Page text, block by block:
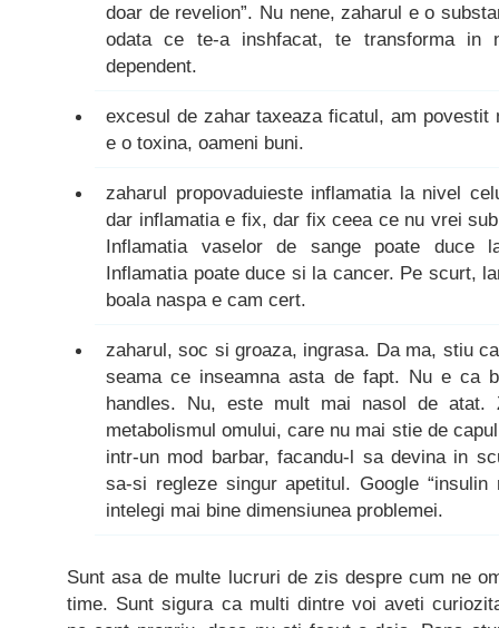
doar de revelion”. Nu nene, zaharul e o
odata ce te-a inshfacat, te transforma
dependent.
excesul de zahar taxeaza ficatul, am povestit
e o toxina, oameni buni.
zaharul propovaduieste inflamatia la nivel
dar inflamatia e fix, dar fix ceea ce nu vrei
Inflamatia vaselor de sange poate duce
Inflamatia poate duce si la cancer. Pe scurt,
boala naspa e cam cert.
zaharul, soc si groaza, ingrasa. Da ma, stiu
seama ce inseamna asta de fapt. Nu e ca
handles. Nu, este mult mai nasol de atat.
metabolismul omului, care nu mai stie de
intr-un mod barbar, facandu-l sa devina in
sa-si regleze singur apetitul. Google
intelegi mai bine dimensiunea problemei.
Sunt asa de multe lucruri de zis despre cum ne
time. Sunt sigura ca multi dintre voi aveti